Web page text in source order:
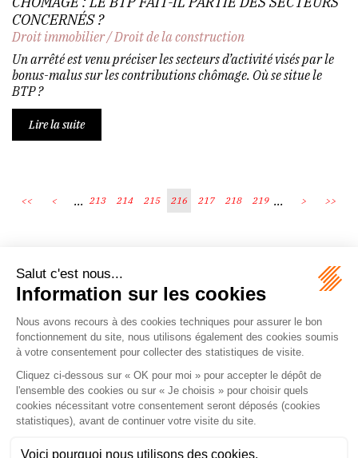
CONCERNÉS ?
Droit immobilier/Droit de la construction
Un arrêté est venu préciser les secteurs d’activité visés par le
bonus-malus sur les contributions chômage. Où se situe le
BTP ?
Lire la suite
<< < ... 213 214 215 216 217 218 219 ... > >>
Écosystème
Carrières
Honoraires
Contacts
Mentions légales
Plan du site
Espace client